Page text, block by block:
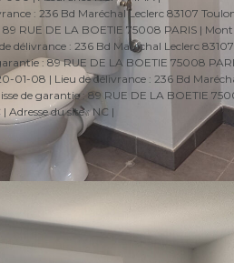
: 236 Bd Maréchal Leclerc 83107
89 RUE DE LA BOETIE 75008 PARIS |
: 236 Bd Maréchal Leclerc 83107
: 89 RUE DE LA BOETIE 75008
08 | Lieu de délivrance : 236 Bd
de garantie : 89 RUE DE LA BOETIE
du site : NC |